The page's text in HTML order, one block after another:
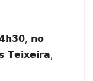
𝗻𝗼
𝗧𝗲𝗶𝘅𝗲𝗶𝗿𝗮,